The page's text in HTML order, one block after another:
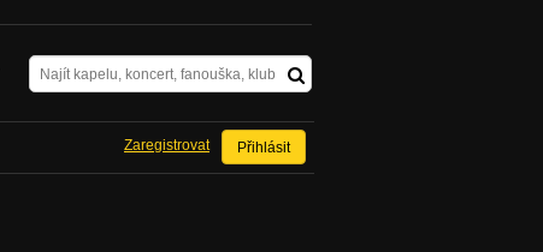
Přihlásit
Zaregistrovat